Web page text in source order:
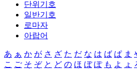
단위기호
일반기호
로마자
아랍어
あ ぁ か が さ ざ た だ な は ば ぱ ま
こ ご そ ぞ と ど の ほ ぼ ぽ も よ ょ